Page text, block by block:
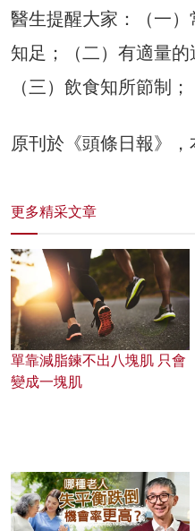
醫生提醒大家：（一
知足；（二）有適量的
（三）飲食知所節制
原刊於《頭條日報》，
更多精采文章
單靠減脂鍊不出八塊肌 只會
變成一塊肌